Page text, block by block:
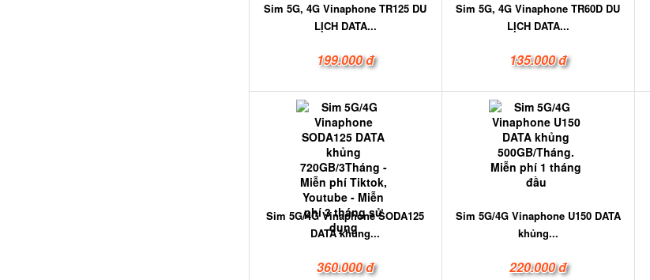
Sim 5G, 4G Vinaphone TR125 DU
LỊCH DATA...
199.000 đ
Sim 5G, 4G Vinaphone TR60D DU
LỊCH DATA...
135.000 đ
Sim 5G/4G Vinaphone SODA125
DATA khủng...
360.000 đ
Sim 5G/4G Vinaphone U150 DATA
khủng...
220.000 đ